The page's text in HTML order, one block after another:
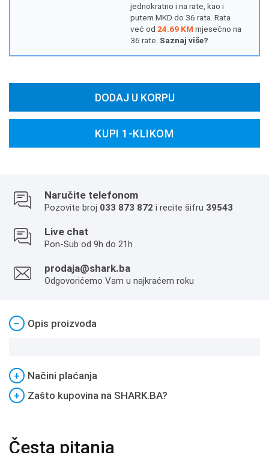
jednokratno i na rate, kao i
putem MKD do 36 rata. Rata
već od 24.69 KM mjesečno na
36 rate. Saznaj više?
DODAJ U KORPU
KUPI 1-KLIKOM
Naručite telefonom
Pozovite broj 033 873 872 i recite šifru 39543
Live chat
Pon-Sub od 9h do 21h
prodaja@shark.ba
Odgovorićemo Vam u najkraćem roku
− Opis proizvoda
+
Načini plaćanja
+
Zašto kupovina na SHARK.BA?
Česta pitanja